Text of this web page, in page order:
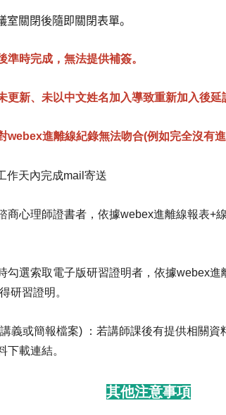
關閉後隨即關閉表單。
時完成，無法提供補簽。
更新、未以中文姓名加入導致重新加入後
進離線紀錄無法吻合(例如完全沒有
作天內完成mail寄送
商心理師證書者，依據webex進離線報表+
勾選索取電子版研習證明者，依據webex
研習證明。
義或簡報檔案) ：若講師課後有提供相關
下載連結。
其他注意事項